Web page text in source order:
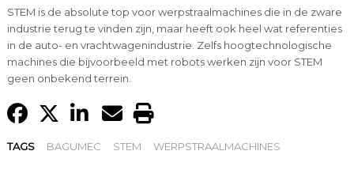
STEM is de absolute top voor werpstraalmachines die in de zware
industrie terug te vinden zijn, maar heeft ook heel wat referenties
in de auto- en vrachtwagenindustrie. Zelfs hoogtechnologische
machines die bijvoorbeeld met robots werken zijn voor STEM
geen onbekend terrein.
TAGS BAGUMEC STEM WERPSTRAALMACHINES